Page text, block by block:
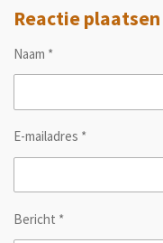
Reactie plaatsen
Naam *
E-mailadres *
Bericht *